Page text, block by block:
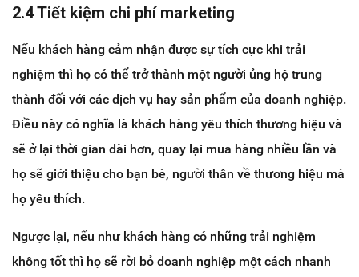
2.4 Tiết kiệm chi phí marketing
Nếu khách hàng cảm nhận được sự tích cực khi trải
nghiệm thì họ có thể trở thành một người ủng hộ trung
thành đối với các dịch vụ hay sản phẩm của doanh nghiệp.
Điều này có nghĩa là khách hàng yêu thích thương hiệu và
sẽ ở lại thời gian dài hơn, quay lại mua hàng nhiều lần và
họ sẽ giới thiệu cho bạn bè, người thân về thương hiệu mà
họ yêu thích.
Ngược lại, nếu như khách hàng có những trải nghiệm
không tốt thì họ sẽ rời bỏ doanh nghiệp một cách nhanh